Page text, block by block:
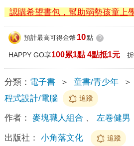
認購希望書包，幫助弱勢孩童上
預計最高可得金幣 10點 ?
HAPPY GO享100累1點 4點抵1元
分類： 電子書 ＞ 童書/青少年 ＞
程式設計/電腦
追蹤
作者： 麥塊職人組合 、 左卷健男
出版社： 小角落文化 追蹤